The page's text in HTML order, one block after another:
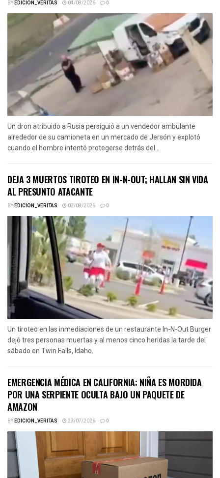
BYEDICION_VERITAS 04/08/2026 0
Un dron atribuido a Rusia persiguió a un vendedor ambulante
alrededor de su camioneta en un mercado de Jersón y explotó
cuando el hombre intentó protegerse detrás del...
DEJA 3 MUERTOS TIROTEO EN IN-N-OUT; HALLAN SIN VIDA
AL PRESUNTO ATACANTE
BYEDICION_VERITAS 02/08/2026 0
Un tiroteo en las inmediaciones de un restaurante In-N-Out Burger
dejó tres personas muertas y al menos cinco heridas la tarde del
sábado en Twin Falls, Idaho.
EMERGENCIA MÉDICA EN CALIFORNIA: NIÑA ES MORDIDA
POR UNA SERPIENTE OCULTA BAJO UN PAQUETE DE
AMAZON
BYEDICION_VERITAS 23/07/2026 0